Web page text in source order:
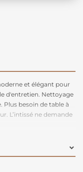
et élégant pour
d'entretien. Nettoyage
Plus besoin de table à
L’intissé ne demande
facilement au cutter.